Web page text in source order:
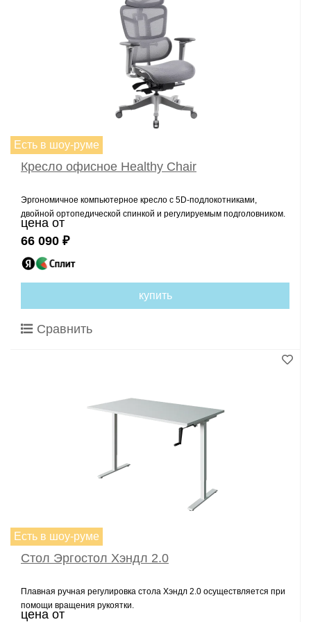
Есть в шоу-руме
Кресло офисное Healthy Chair
Эргономичное компьютерное кресло с 5D-подлокотниками,
двойной ортопедической спинкой и регулируемым подголовником.
цена от
66 090 ₽
купить
Сравнить
Есть в шоу-руме
Стол Эргостол Хэндл 2.0
Плавная ручная регулировка стола Хэндл 2.0 осуществляется при
помощи вращения рукоятки.
цена от